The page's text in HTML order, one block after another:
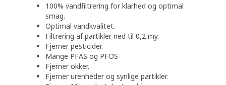
100% vandfiltrering for klarhed og optimal
smag.
Optimal vandkvalitet.
Filtrering af partikler ned til 0,2 my.
Fjerner pesticider.
Mange PFAS og PFOS
Fjerner okker.
Fjerner urenheder og synlige partikler.